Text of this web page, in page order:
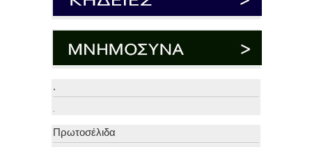
.
Πρωτοσέλιδα